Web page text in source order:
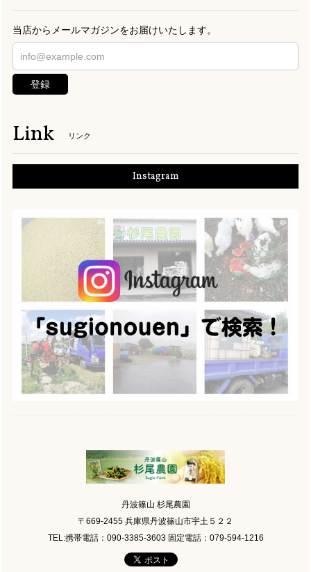
当店からメールマガジンをお届けいたします。
登録
Link リンク
Instagram
丹波篠山 杉尾農園
〒669-2455 兵庫県丹波篠山市宇土５２２
TEL:携帯電話：090-3385-3603 固定電話：079-594-1216